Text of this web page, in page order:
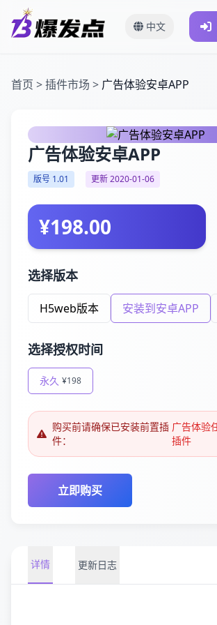
中文
首页 >插件市场 > 广告体验安卓APP
广告体验安卓APP
版号 1.01 更新 2020-01-06
¥198.00
选择版本
H5web版本 安装到安卓APP
选择授权时间
永久 ¥198
购买前请确保已安装前置插
件：
广告体验
插件
立即购买
详情 更新日志